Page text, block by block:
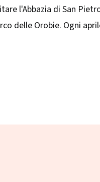
l'Abbazia di San
delle Orobie. Ogni